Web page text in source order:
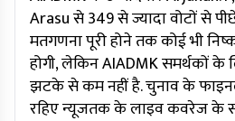
Arasu से 349 से ज्यादा वोटों से
मतगणना पूरी होने तक कोई भी
होगी, लेकिन AIADMK समर्थकों
झटके से कम नहीं है. चुनाव के
रहिए न्यूजतक के लाइव कवरेज के